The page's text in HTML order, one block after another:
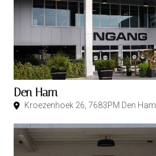
Den Ham
Kroezenhoek 26, 7683PM Den Ham